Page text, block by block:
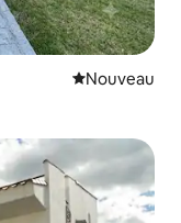
Nouvel
Nouveau